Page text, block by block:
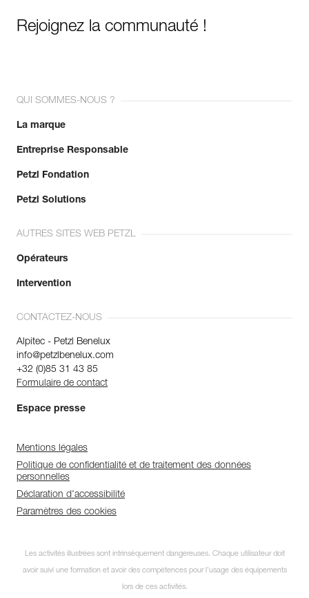
Rejoignez la communauté !
QUI SOMMES-NOUS ?
La marque
Entreprise Responsable
Petzl Fondation
Petzl Solutions
AUTRES SITES WEB PETZL
Opérateurs
Intervention
CONTACTEZ-NOUS
Alpitec - Petzl Benelux
info@petzlbenelux.com
+32 (0)85 31 43 85
Formulaire de contact
Espace presse
Mentions légales
Politique de confidentialité et de traitement des données
personnelles
Déclaration d'accessibilité
Paramètres des cookies
Les activités illustrées sont intrinsèquement dangereuses. Chaque utilisateur doit
avoir suivi une formation et avoir des compétences pour l’usage des équipements
lors de ces activités.